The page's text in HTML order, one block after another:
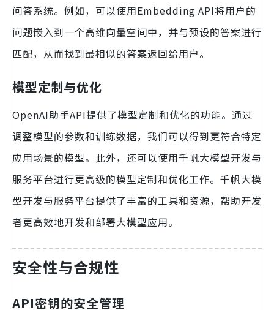
问答系统。例如，可以使用Embedding API将用户的
问题嵌入到一个高维向量空间中，并与预设的答案进行
匹配，从而找到最相似的答案返回给用户。
模型定制与优化
OpenAI助手API提供了模型定制和优化的功能。通过
调整模型的参数和训练数据，我们可以得到更符合特定
应用场景的模型。此外，还可以使用千帆大模型开发与
服务平台进行更高级的模型定制和优化工作。千帆大模
型开发与服务平台提供了丰富的工具和资源，帮助开发
者更高效地开发和部署大模型应用。
安全性与合规性
API密钥的安全管理